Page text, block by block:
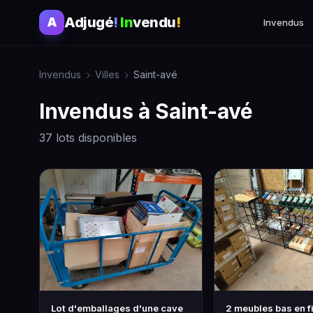
A Adjugé! Invendu! Invendus
Invendus Villes Saint-avé
Invendus à Saint-avé
37 lots disponibles
Lot d'emballages d'une cave 2 meubles bas en